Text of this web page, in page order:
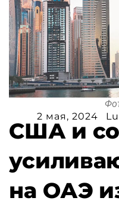
2 мая, 2024
США и
на ОАЭ